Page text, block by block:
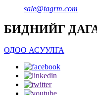
sale@tagrm.com
БИДНИЙГ
ОДОО АСУУЛГА